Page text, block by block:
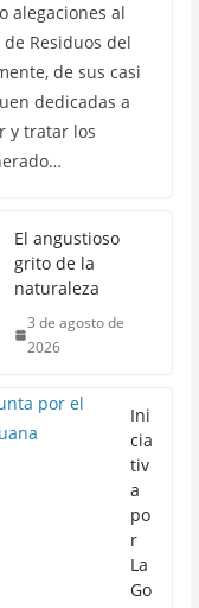
alegaciones al
Residuos del
de sus casi
dedicadas a
y tratar los
El angustioso
grito de la
naturaleza
3 de agosto de
2026
Ini
cia
tiv
a
po
r
La
Go